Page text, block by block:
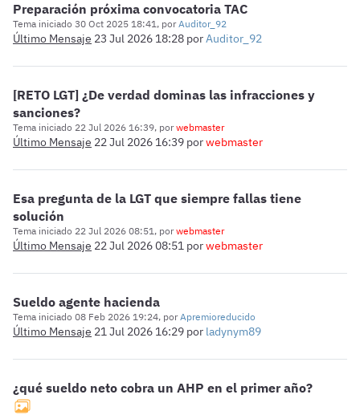
Preparación próxima convocatoria TAC
Tema iniciado 30 Oct 2025 18:41, porAuditor_92
Último Mensaje 23 Jul 2026 18:28 porAuditor_92
[RETO LGT] ¿De verdad dominas las infracciones y
sanciones?
Tema iniciado 22 Jul 2026 16:39, porwebmaster
Último Mensaje 22 Jul 2026 16:39 porwebmaster
Esa pregunta de la LGT que siempre fallas tiene
solución
Tema iniciado 22 Jul 2026 08:51, porwebmaster
Último Mensaje 22 Jul 2026 08:51 porwebmaster
Sueldo agente hacienda
Tema iniciado 08 Feb 2026 19:24, porApremioreducido
Último Mensaje 21 Jul 2026 16:29 por ladynym89
¿qué sueldo neto cobra un AHP en el primer año?